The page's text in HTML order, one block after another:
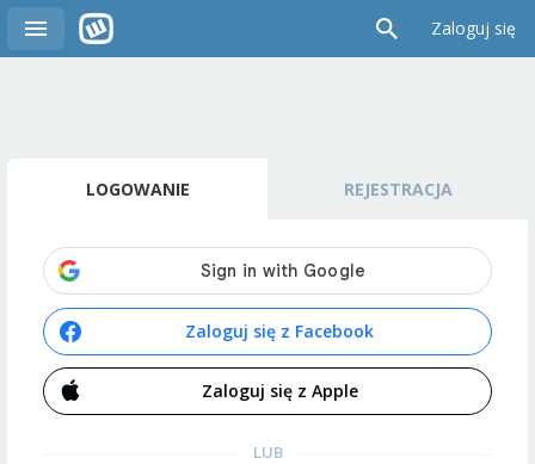
Zaloguj się
LOGOWANIE REJESTRACJA
Zaloguj się z Facebook
Zaloguj się z Apple
LUB